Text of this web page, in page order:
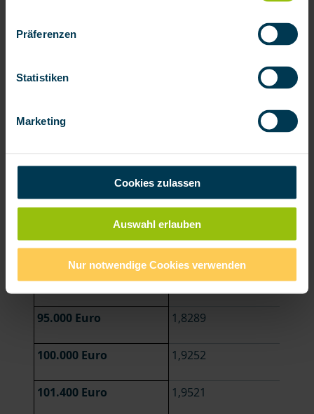
Präferenzen
Statistiken
Marketing
Cookies zulassen
Auswahl erlauben
Nur notwendige Cookies verwenden
65.000 Euro
80.000 Euro 1,5401
85.000 Euro 1,6364
90.000 Euro 1,7326
95.000 Euro 1,8289
100.000 Euro 1,9252
101.400 Euro 1,9521